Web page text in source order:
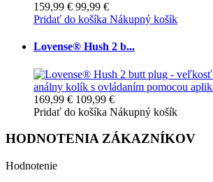
159,99 € 99,99 €
Pridať do košíka Nákupný košík
Lovense® Hush 2 b...
169,99 € 109,99 €
Pridať do košíka Nákupný košík
HODNOTENIA ZÁKAZNÍKOV
Hodnotenie